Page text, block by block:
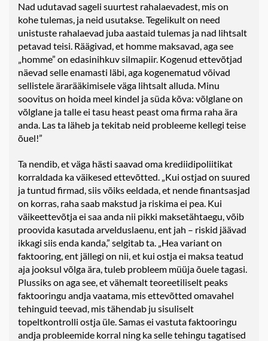
Nad udutavad sageli suurtest rahalaevadest, mis on
kohe tulemas, ja neid usutakse. Tegelikult on need
unistuste rahalaevad juba aastaid tulemas ja nad lihtsalt
petavad teisi. Räägivad, et homme maksavad, aga see
„homme” on edasinihkuv silmapiir. Kogenud ettevõtjad
näevad selle enamasti läbi, aga kogenematud võivad
sellistele ärarääkimisele väga lihtsalt alluda. Minu
soovitus on hoida meel kindel ja süda kõva: võlglane on
võlglane ja talle ei tasu heast peast oma firma raha ära
anda. Las ta läheb ja tekitab neid probleeme kellegi teise
õuel!”
Ta nendib, et väga hästi saavad oma krediidipoliitikat
korraldada ka väikesed ettevõtted. „Kui ostjad on suured
ja tuntud firmad, siis võiks eeldada, et nende finantsasjad
on korras, raha saab makstud ja riskima ei pea. Kui
väikeettevõtja ei saa anda nii pikki maksetähtaegu, võib
proovida kasutada arvelduslaenu, ent jah – riskid jäävad
ikkagi siis enda kanda,” selgitab ta. „Hea variant on
faktooring, ent jällegi on nii, et kui ostja ei maksa teatud
aja jooksul võlga ära, tuleb probleem müüja õuele tagasi.
Plussiks on aga see, et vähemalt teoreetiliselt peaks
faktooringu andja vaatama, mis ettevõtted omavahel
tehinguid teevad, mis tähendab ju sisuliselt
topeltkontrolli ostja üle. Samas ei vastuta faktooringu
andja probleemide korral ning ka selle tehingu tagatised